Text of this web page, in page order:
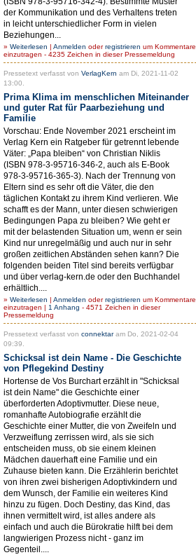
der Kommunikation und des Verhaltens treten
in leicht unterschiedlicher Form in vielen
Beziehungen...
» Weiterlesen | Anmelden oderregistrieren um Kommentare
einzutragen - 4235 Zeichen in dieser Pressemeldung
Pressetext verfasst von VerlagKern am Di, 2021-11-02
13:00.
Prima Klima im menschlichen Miteinander
und guter Rat für Paarbeziehung und
Familie
Vorschau: Ende November 2021 erscheint im
Verlag Kern ein Ratgeber für getrennt lebende
Väter: „Papa bleiben“ von Christian Niklis
(ISBN 978-3-95716-346-2, auch als E-Book
978-3-95716-365-3). Nach der Trennung von
Eltern sind es sehr oft die Väter, die den
täglichen Kontakt zu ihrem Kind verlieren. Wie
schafft es der Mann, unter diesen schwierigen
Bedingungen Papa zu bleiben? Wie geht er
mit der belastenden Situation um, wenn er sein
Kind nur unregelmäßig und auch nur in sehr
großen zeitlichen Abständen sehen kann? Die
folgenden beiden Titel sind bereits verfügbar
und über verlag-kern.de oder den Buchhandel
erhältlich....
» Weiterlesen | Anmelden oderregistrieren um Kommentare
einzutragen | 1 Anhang - 4571 Zeichen in dieser
Pressemeldung
Pressetext verfasst von connektaram Do, 2021-02-04
09:39.
Schicksal ist dein Name - Die Geschichte
von Pflegekind Destiny
Hortense de Vos Burchart erzählt in "Schicksal
ist dein Name" die Geschichte einer
überforderten Adoptivmutter. Diese neue,
romanhafte Autobiografie erzählt die
Geschichte einer Mutter, die von Zweifeln und
Verzweiflung zerrissen wird, als sie sich
entscheiden muss, ob sie einem kleinen
Mädchen dauerhaft eine Familie und ein
Zuhause bieten kann. Die Erzählerin berichtet
von ihren zwei bisherigen Adoptivkindern und
dem Wunsch, der Familie ein weiteres Kind
hinzu zu fügen. Doch Destiny, das Kind, das
ihnen vermittelt wird, ist alles andere als
einfach und auch die Bürokratie hilft bei dem
langwierigen Prozess nicht - ganz im
Gegenteil....